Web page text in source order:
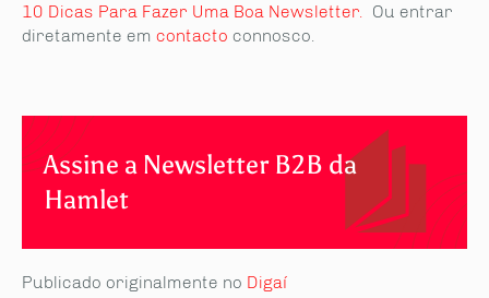
10 Dicas Para Fazer Uma Boa Newsletter. Ou entrar
diretamente em contacto connosco.
Assine a Newsletter B2B da
Hamlet
Publicado originalmente no Digaí